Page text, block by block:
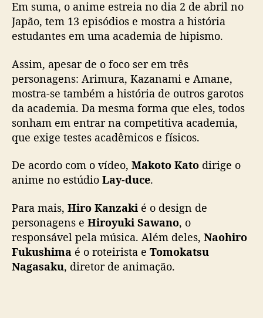
c
Em suma, o anime estreia no dia 2 de abril no
Japão, tem 13 episódios e mostra a história
estudantes em uma academia de hipismo.
Assim, apesar de o foco ser em três
personagens: Arimura, Kazanami e Amane,
mostra-se também a história de outros garotos
da academia. Da mesma forma que eles, todos
sonham em entrar na competitiva academia,
que exige testes acadêmicos e físicos.
De acordo com o vídeo, Makoto Kato dirige o
anime no estúdio Lay-duce.
Para mais, Hiro Kanzaki é o design de
personagens e Hiroyuki Sawano, o
responsável pela música. Além deles, Naohiro
Fukushima é o roteirista e Tomokatsu
Nagasaku, diretor de animação.